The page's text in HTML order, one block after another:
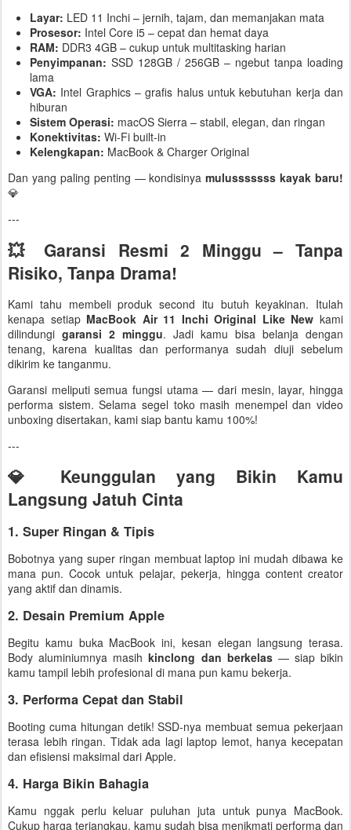
Layar: LED 11 Inchi – jernih, tajam, dan memanjakan mata
Prosesor: Intel Core i5 – cepat dan hemat daya
RAM: DDR3 4GB – cukup untuk multitasking harian
Penyimpanan: SSD 128GB / 256GB – ngebut tanpa loading
lama
VGA: Intel Graphics – grafis halus untuk kebutuhan kerja dan
hiburan
Sistem Operasi: macOS Sierra – stabil, elegan, dan ringan
Konektivitas: Wi-Fi built-in
Kelengkapan: MacBook & Charger Original
Dan yang paling penting — kondisinyamulusssssss kayak baru!
💎
---
💥 Garansi Resmi 2 Minggu – Tanpa
Risiko, Tanpa Drama!
Kami tahu membeli produk second itu butuh keyakinan. Itulah
kenapa setiap MacBook Air 11 Inchi Original Like New kami
dilindungi garansi 2 minggu. Jadi kamu bisa belanja dengan
tenang, karena kualitas dan performanya sudah diuji sebelum
dikirim ke tanganmu.
Garansi meliputi semua fungsi utama — dari mesin, layar, hingga
performa sistem. Selama segel toko masih menempel dan video
unboxing disertakan, kami siap bantu kamu 100%!
---
💎 Keunggulan yang Bikin Kamu
Langsung Jatuh Cinta
1. Super Ringan & Tipis
Bobotnya yang super ringan membuat laptop ini mudah dibawa ke
mana pun. Cocok untuk pelajar, pekerja, hingga content creator
yang aktif dan dinamis.
2. Desain Premium Apple
Begitu kamu buka MacBook ini, kesan elegan langsung terasa.
Body aluminiumnya masihkinclong dan berkelas— siap bikin
kamu tampil lebih profesional di mana pun kamu bekerja.
3. Performa Cepat dan Stabil
Booting cuma hitungan detik! SSD-nya membuat semua pekerjaan
terasa lebih ringan. Tidak ada lagi laptop lemot, hanya kecepatan
dan efisiensi maksimal dari Apple.
4. Harga Bikin Bahagia
Kamu nggak perlu keluar puluhan juta untuk punya MacBook.
Cukup harga terjangkau, kamu sudah bisa menikmati performa dan